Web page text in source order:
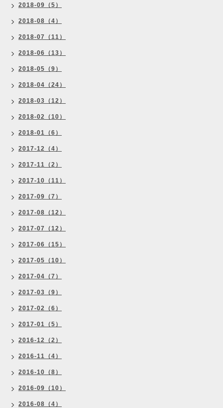
2018-09（5）
2018-08（4）
2018-07（11）
2018-06（13）
2018-05（9）
2018-04（24）
2018-03（12）
2018-02（10）
2018-01（6）
2017-12（4）
2017-11（2）
2017-10（11）
2017-09（7）
2017-08（12）
2017-07（12）
2017-06（15）
2017-05（10）
2017-04（7）
2017-03（9）
2017-02（6）
2017-01（5）
2016-12（2）
2016-11（4）
2016-10（8）
2016-09（10）
2016-08（4）